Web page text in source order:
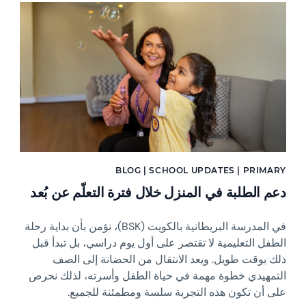
BLOG | SCHOOL UPDATES | PRIMARY
دعم الطلبة في المنزل خلال فترة التعلّم عن بُعد
في المدرسة البريطانية بالكويت (BSK)، نؤمن بأن بداية رحلة
الطفل التعليمية لا تقتصر على أول يوم دراسي، بل تبدأ قبل
ذلك بوقت طويل. ويعد الانتقال من الحضانة إلى الصف
التمهيدي خطوة مهمة في حياة الطفل وأسرته، لذلك نحرص
على أن تكون هذه التجربة سلسة ومطمئنة للجميع.